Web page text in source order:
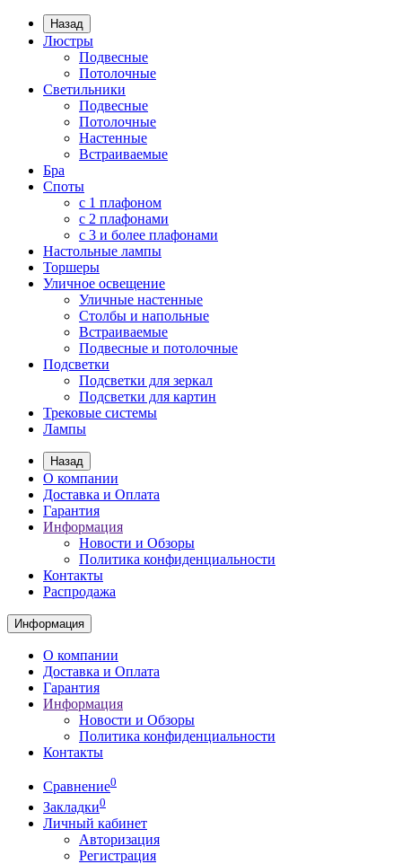
Назад
Люстры
Подвесные
Потолочные
Светильники
Подвесные
Потолочные
Настенные
Встраиваемые
Бра
Споты
с 1 плафоном
с 2 плафонами
с 3 и более плафонами
Настольные лампы
Торшеры
Уличное освещение
Уличные настенные
Столбы и напольные
Встраиваемые
Подвесные и потолочные
Подсветки
Подсветки для зеркал
Подсветки для картин
Трековые системы
Лампы
Назад
О компании
Доставка и Оплата
Гарантия
Информация
Новости и Обзоры
Политика конфиденциальности
Контакты
Распродажа
Информация
О компании
Доставка и Оплата
Гарантия
Информация
Новости и Обзоры
Политика конфиденциальности
Контакты
Сравнение0
Закладки0
Личный кабинет
Авторизация
Регистрация